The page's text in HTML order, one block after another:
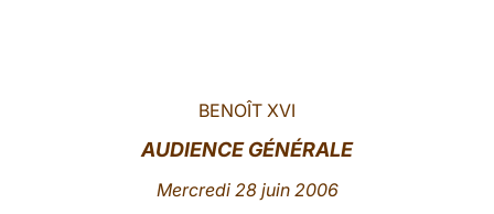
BENOÎT XVI
AUDIENCE GÉNÉRALE
Mercredi 28 juin 2006